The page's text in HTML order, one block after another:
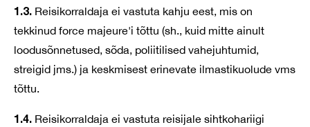
1.3. Reisikorraldaja ei vastuta kahju eest, mis on
tekkinud force majeure'i tõttu (sh., kuid mitte ainult
loodusõnnetused, sõda, poliitilised vahejuhtumid,
streigid jms.) ja keskmisest erinevate ilmastikuolude vms
tõttu.
1.4. Reisikorraldaja ei vastuta reisijale sihtkohariigi